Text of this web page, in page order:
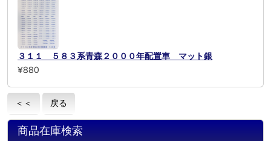
３１１ ５８３系青森２０００年配置車 マット銀
¥880
＜＜ 戻る
商品在庫検索